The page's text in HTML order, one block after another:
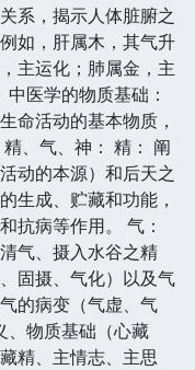
系，揭示人体脏腑之
如，肝属木，其气升
主运化；肺属金，主
医学的物质基础：
命活动的基本物质，
、气、神： 精： 阐
动的本源）和后天之
生成、贮藏和功能，
抗病等作用。 气：
气、摄入水谷之精
固摄、气化）以及气
的病变（气虚、气
、物质基础（心藏
精、主情志、主思